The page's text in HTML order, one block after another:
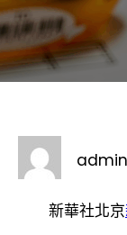
admin
新華社北京